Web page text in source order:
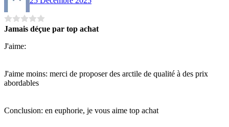
Jamais déçue par top achat
J'aime:
J'aime moins: merci de proposer des arctile de qualité à des prix
abordables
Conclusion: en euphorie, je vous aime top achat